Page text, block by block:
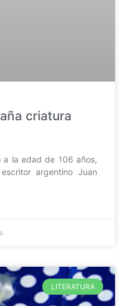
criatura
a la edad de 106 años,
argentino Juan
LITERATURA